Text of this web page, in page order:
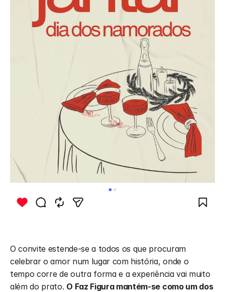
O convite estende-se a todos os que procuram
celebrar o amor num lugar com história, onde o
tempo corre de outra forma e a experiência vai muito
além do prato. O Faz Figura mantém-se como um dos